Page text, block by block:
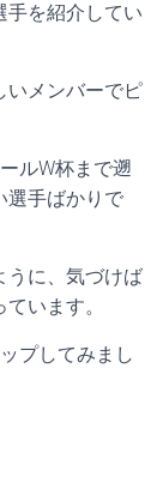
手を紹介してい
いメンバーでピ
ルW杯まで遡
選手ばかりで
うに、気づけば
います。
プしてみまし